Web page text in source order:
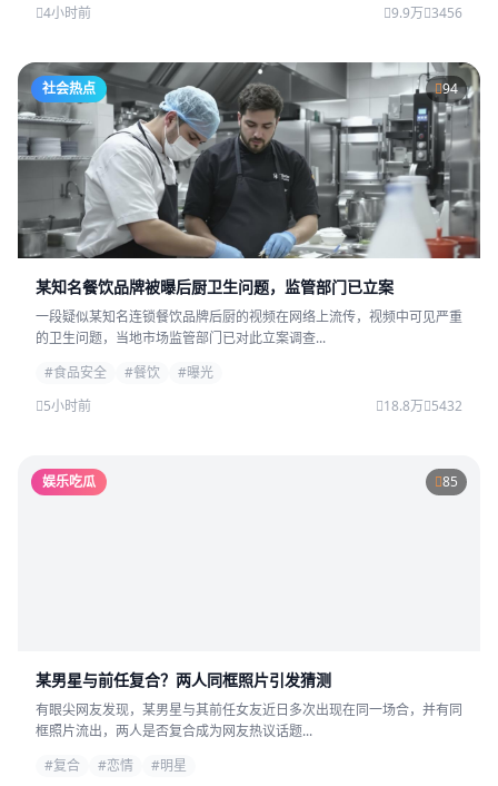
4小时前
9.9万 3456
社会热点 94
某知名餐饮品牌被曝后厨卫生问题，监管部门已立案
一段疑似某知名连锁餐饮品牌后厨的视频在网络上流传，视频中可见严重
的卫生问题，当地市场监管部门已对此立案调查...
#食品安全
#餐饮
#曝光
5小时前
18.8万 5432
娱乐吃瓜 85
某男星与前任复合？两人同框照片引发猜测
有眼尖网友发现，某男星与其前任女友近日多次出现在同一场合，并有同
框照片流出，两人是否复合成为网友热议话题...
#复合
#恋情
#明星